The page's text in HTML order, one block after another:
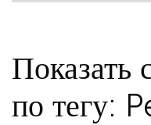
Показать
по тегу: